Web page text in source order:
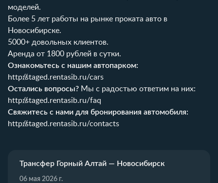
моделей.
Более 5 лет работы на рынке проката авто в
Новосибирске.
5000+ довольных клиентов.
Аренда от 1800 рублей в сутки.
Ознакомьтесь с нашим автопарком:
http://staged.rentasib.ru/cars
Остались вопросы? Мы с радостью ответим на них:
http://staged.rentasib.ru/faq
Свяжитесь с нами для бронирования автомобиля:
http://staged.rentasib.ru/contacts
Трансфер Горный Алтай — Новосибирск
06 мая 2026 г.